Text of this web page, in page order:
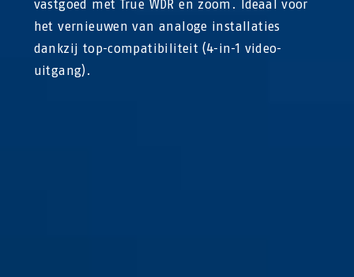
vastgoed met True WDR en zoom. Ideaal voor
het vernieuwen van analoge installaties
dankzij top-compatibiliteit (4-in-1 video-
uitgang).